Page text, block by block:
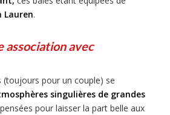
Lauren.
association avec
(toujours pour un couple) se
singulières de grandes
pour laisser la part belle aux